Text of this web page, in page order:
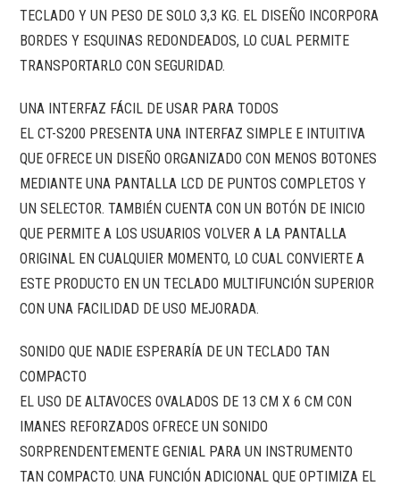
TECLADO Y UN PESO DE SOLO 3,3 KG. EL DISEÑO INCORPORA
BORDES Y ESQUINAS REDONDEADOS, LO CUAL PERMITE
TRANSPORTARLO CON SEGURIDAD.
UNA INTERFAZ FÁCIL DE USAR PARA TODOS
EL CT-S200 PRESENTA UNA INTERFAZ SIMPLE E INTUITIVA
QUE OFRECE UN DISEÑO ORGANIZADO CON MENOS BOTONES
MEDIANTE UNA PANTALLA LCD DE PUNTOS COMPLETOS Y
UN SELECTOR. TAMBIÉN CUENTA CON UN BOTÓN DE INICIO
QUE PERMITE A LOS USUARIOS VOLVER A LA PANTALLA
ORIGINAL EN CUALQUIER MOMENTO, LO CUAL CONVIERTE A
ESTE PRODUCTO EN UN TECLADO MULTIFUNCIÓN SUPERIOR
CON UNA FACILIDAD DE USO MEJORADA.
SONIDO QUE NADIE ESPERARÍA DE UN TECLADO TAN
COMPACTO
EL USO DE ALTAVOCES OVALADOS DE 13 CM X 6 CM CON
IMANES REFORZADOS OFRECE UN SONIDO
SORPRENDENTEMENTE GENIAL PARA UN INSTRUMENTO
TAN COMPACTO. UNA FUNCIÓN ADICIONAL QUE OPTIMIZA EL